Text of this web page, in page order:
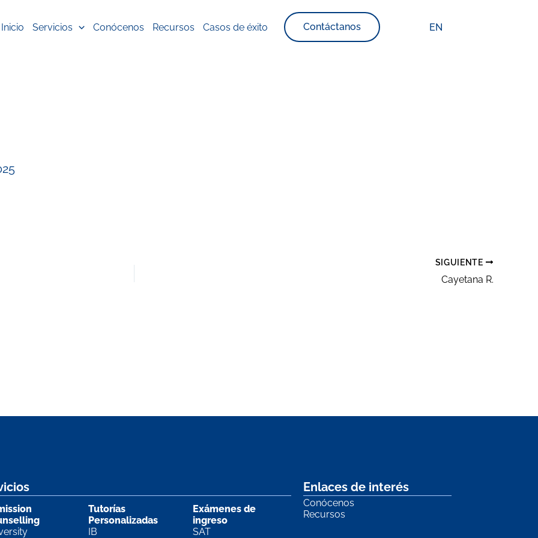
Inicio Servicios Conócenos Recursos Casos de éxito Contáctanos EN
SIGUIENTE
Cayetana R.
Tutorías
Personalizadas
IB
Exámenes de
ingreso
SAT
Enlaces de interés
Conócenos
Recursos